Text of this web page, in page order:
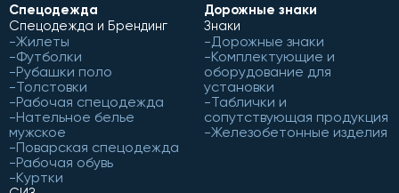
Спецодежда
Спецодежда и Брендинг
Жилеты
Футболки
Рубашки поло
Толстовки
Рабочая спецодежда
Нательное белье
мужское
Поварская спецодежда
Рабочая обувь
Куртки
Дорожные знаки
Знаки
Дорожные знаки
Комплектующие и
оборудование для
установки
Таблички и
сопутствующая продукция
Железобетонные изделия